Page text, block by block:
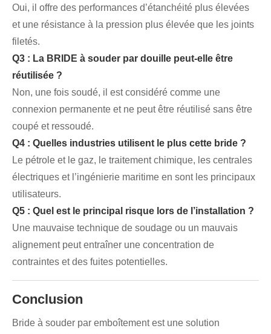
Oui, il offre des performances d’étanchéité plus élevées
et une résistance à la pression plus élevée que les joints
filetés.
Q3 : La BRIDE à souder par douille peut-elle être
réutilisée ?
Non, une fois soudé, il est considéré comme une
connexion permanente et ne peut être réutilisé sans être
coupé et ressoudé.
Q4 : Quelles industries utilisent le plus cette bride ?
Le pétrole et le gaz, le traitement chimique, les centrales
électriques et l’ingénierie maritime en sont les principaux
utilisateurs.
Q5 : Quel est le principal risque lors de l’installation ?
Une mauvaise technique de soudage ou un mauvais
alignement peut entraîner une concentration de
contraintes et des fuites potentielles.
Conclusion
Bride à souder par emboîtement est une solution